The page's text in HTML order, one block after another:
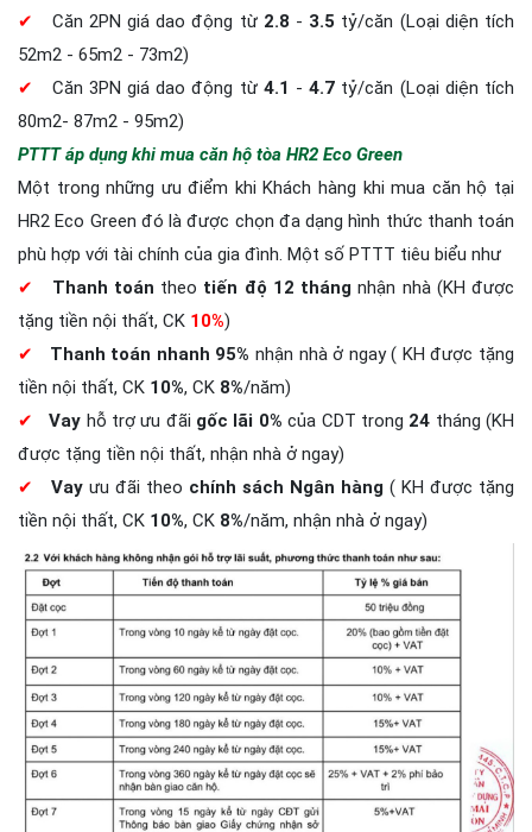
✔ Căn 2PN giá dao động từ 2.8 - 3.5 tỷ/căn (Loại diện tích
52m2 - 65m2 - 73m2)
✔ Căn 3PN giá dao động từ 4.1 -4.7 tỷ/căn (Loại diện tích
80m2- 87m2 - 95m2)
PTTT áp dụng khi mua căn hộ tòa HR2 Eco Green
Một trong những ưu điểm khi Khách hàng khi mua căn hộ tại
HR2 Eco Green đó là được chọn đa dạng hình thức thanh toán
phù hợp với tài chính của gia đình. Một số PTTT tiêu biểu như
✔ Thanh toán theo tiến độ 12 tháng nhận nhà (KH được
tặng tiền nội thất, CK 10%)
✔ Thanh toán nhanh 95% nhận nhà ở ngay ( KH được tặng
tiền nội thất, CK 10%, CK 8%/năm)
✔Vay hỗ trợ ưu đãi gốc lãi 0% của CDT trong 24 tháng (KH
được tặng tiền nội thất, nhận nhà ở ngay)
✔ Vay ưu đãi theo chính sách Ngân hàng ( KH được tặng
tiền nội thất, CK 10%, CK 8%/năm, nhận nhà ở ngay)